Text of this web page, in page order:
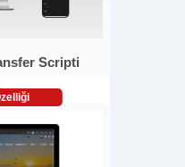
Scripti